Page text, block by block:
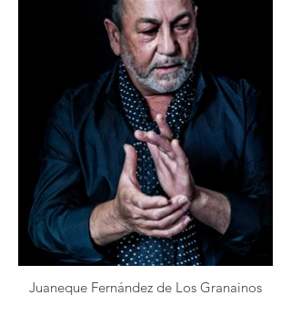
Juaneque Fernández de Los Granainos